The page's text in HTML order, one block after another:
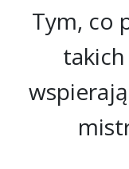
Tym, co